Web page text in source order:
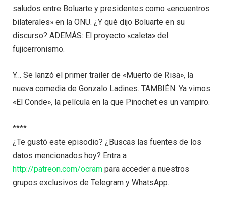
saludos entre Boluarte y presidentes como «encuentros
bilaterales» en la ONU. ¿Y qué dijo Boluarte en su
discurso? ADEMÁS: El proyecto «caleta» del
fujicerronismo.
Y… Se lanzó el primer trailer de «Muerto de Risa», la
nueva comedia de Gonzalo Ladines. TAMBIÉN: Ya vimos
«El Conde», la película en la que Pinochet es un vampiro.
****
¿Te gustó este episodio? ¿Buscas las fuentes de los
datos mencionados hoy? Entra a
http://patreon.com/ocram para acceder a nuestros
grupos exclusivos de Telegram y WhatsApp.